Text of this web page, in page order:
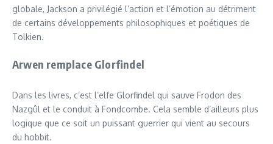
globale, Jackson a privilégié l’action et l’émotion au détriment
de certains développements philosophiques et poétiques de
Tolkien.
Arwen remplace Glorfindel
Dans les livres, c’est l’elfe Glorfindel qui sauve Frodon des
Nazgûl et le conduit à Fondcombe. Cela semble d’ailleurs plus
logique que ce soit un puissant guerrier qui vient au secours
du hobbit.